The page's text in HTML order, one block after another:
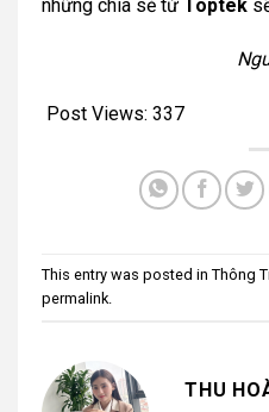
những chia sẻ từ Toptek
Post Views: 337
This entry was posted in Thông
permalink
THU